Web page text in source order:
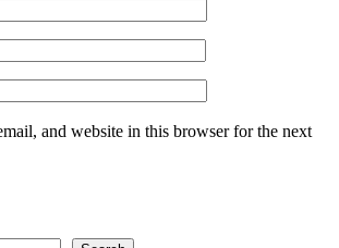
and website in this browser for the next